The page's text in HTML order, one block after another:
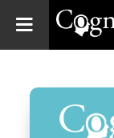
Blog: